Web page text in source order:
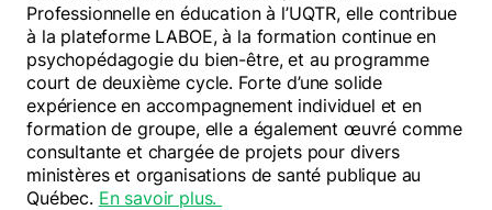
Professionnelle en éducation à l’UQTR, elle contribue
à la plateforme LABOE, à la formation continue en
psychopédagogie du bien-être, et au programme
court de deuxième cycle. Forte d’une solide
expérience en accompagnement individuel et en
formation de groupe, elle a également œuvré comme
consultante et chargée de projets pour divers
ministères et organisations de santé publique au
Québec. En savoir plus.